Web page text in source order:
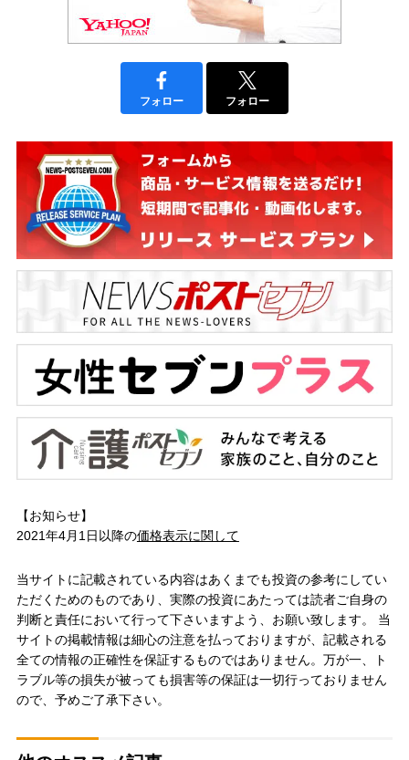
フォロー フォロー
【お知らせ】
2021年4月1日以降の価格表示に関して
当サイトに記載されている内容はあくまでも投資の参考にしてい
ただくためのものであり、実際の投資にあたっては読者ご自身の
判断と責任において行って下さいますよう、お願い致します。 当
サイトの掲載情報は細心の注意を払っておりますが、記載される
全ての情報の正確性を保証するものではありません。万が一、ト
ラブル等の損失が被っても損害等の保証は一切行っておりません
ので、予めご了承下さい。